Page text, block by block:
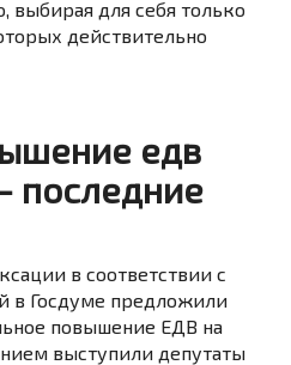
выбирая для себя только
действительно
едв
последние
в соответствии с
в Госдуме предложили
повышение ЕДВ на
выступили депутаты